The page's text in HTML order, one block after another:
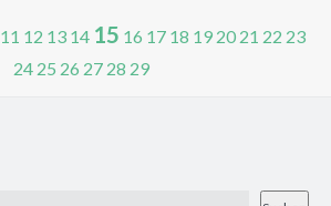
11 12 13 14 15 16 17 18 19 20 21 22 23
24 25 26 27 28 29